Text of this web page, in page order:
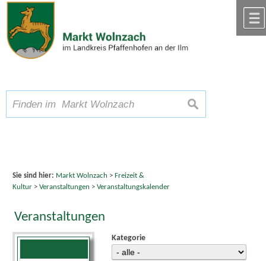
Zum Inhalt,zur Navigation
Schriftgröße A A A suchen
Sie sind hier: Markt Wolnzach > Freizeit &
Kultur> Veranstaltungen > Veranstaltungskalender
Veranstaltungen
Kategorie